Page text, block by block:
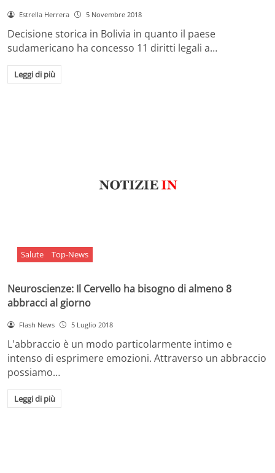
Estrella Herrera 5 Novembre 2018
Decisione storica in Bolivia in quanto il paese
sudamericano ha concesso 11 diritti legali a…
Leggi di più
Salute Top-News
Neuroscienze: Il Cervello ha bisogno di almeno 8
abbracci al giorno
Flash News 5 Luglio 2018
L'abbraccio è un modo particolarmente intimo e
intenso di esprimere emozioni. Attraverso un abbraccio
possiamo…
Leggi di più